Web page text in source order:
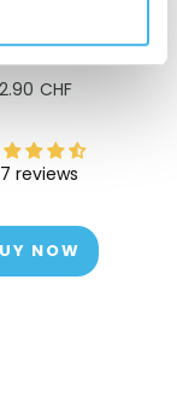
cleaner
CHF
reviews
NOW